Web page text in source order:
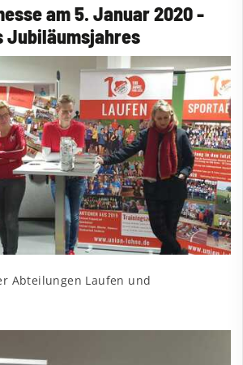
am 5. Januar 2020 -
Jubiläumsjahres
Abteilungen Laufen und